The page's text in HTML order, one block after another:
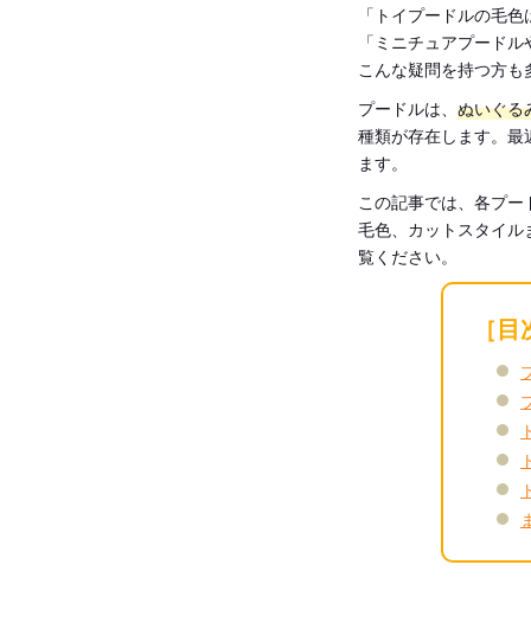
「トイプードルの毛
「ミニチュアプード
こんな疑問を持つ方
プードルは、 ぬいぐる
種類が存在します。
ます。
この記事では、各プー
毛色、カットスタイ
覧ください。
［